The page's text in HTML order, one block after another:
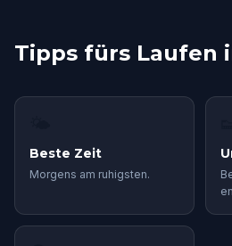
Tipps fürs Laufen
Beste Zeit
Morgens am ruhigsten.